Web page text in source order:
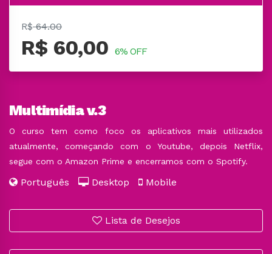
R$64.00
R$ 60,00 6% OFF
Multimídia v.3
O curso tem como foco os aplicativos mais utilizados
atualmente, começando com o Youtube, depois Netflix,
segue com o Amazon Prime e encerramos com o Spotify.
Português Desktop Mobile
Lista de Desejos